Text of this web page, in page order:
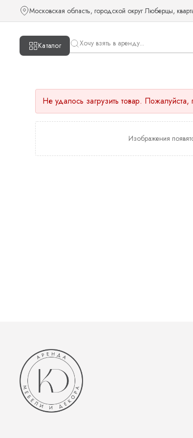
Московская область, городской округ Люберцы,
Каталог
Не удалось загрузить товар.
Изображения